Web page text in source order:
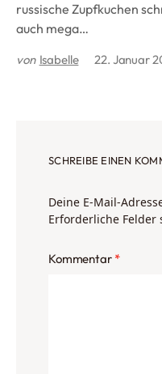
russische Zupfkuchen
auch mega…
von Isabelle 22. Januar
SCHREIBE EINEN
Deine E-Mail-
Erforderliche Felder
Kommentar *